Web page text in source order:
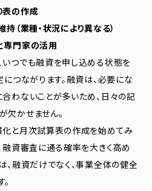
表の作成
（業種・状況により異なる）
専門家の活用
つでも融資を申し込める状態を
につながります。融資は、必要にな
わないことが多いため、日々の記
かせません。
化と月次試算表の作成を始めてみ
融資審査に通る確率を大きく高め
、融資だけでなく、事業全体の健全